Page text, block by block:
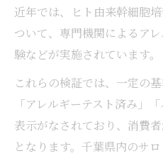
近年では、ヒト由来幹細胞
ついて、専門機関によるア
験などが実施されています。
これらの検証では、一定の
「アレルギーテスト済み」
表示がなされており、消費
となります。千葉県内のサ